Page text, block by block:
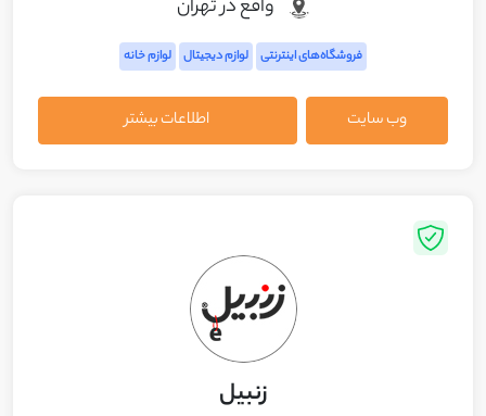
واقع در تهران
فروشگاه‌های اینترنتی لوازم دیجیتال لوازم خانه
وب سایت اطلاعات بیشتر
زنبیل